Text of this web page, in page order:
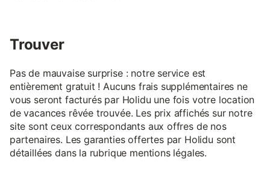
Trouver
Pas de mauvaise surprise : notre service est
entièrement gratuit ! Aucuns frais supplémentaires ne
vous seront facturés par Holidu une fois votre location
de vacances rêvée trouvée. Les prix affichés sur notre
site sont ceux correspondants aux offres de nos
partenaires. Les garanties offertes par Holidu sont
détaillées dans la rubrique mentions légales.